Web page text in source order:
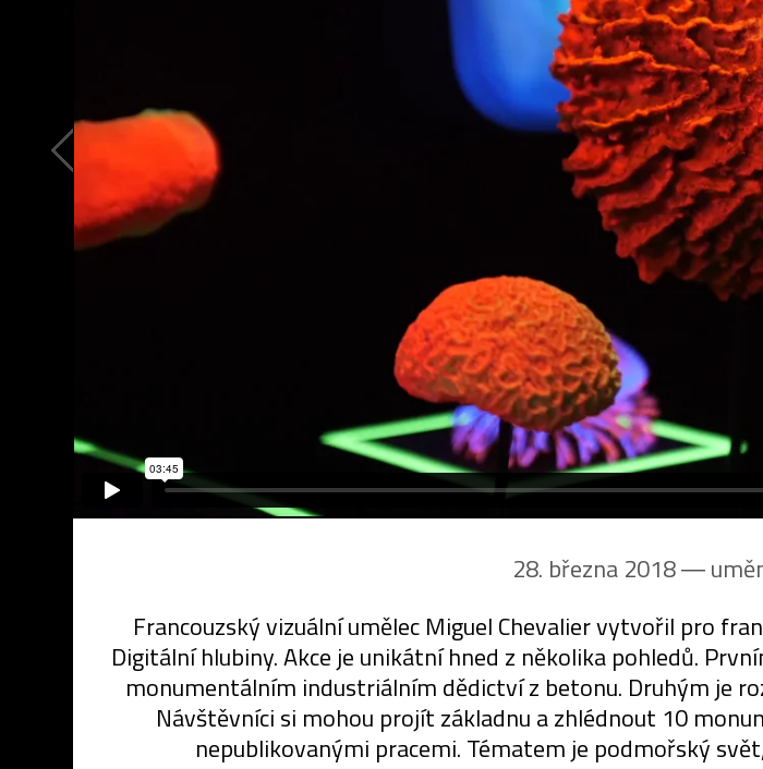
28. března 2018 ―
Francouzský vizuální umělec Miguel Chevalier vytvořil pro
Digitální hlubiny. Akce je unikátní hned z několika pohledů.
monumentálním industriálním dědictví z betonu. Druhým je
Návštěvníci si mohou projít základnu a zhlédnout 10
nepublikovanými pracemi. Tématem je podmořský